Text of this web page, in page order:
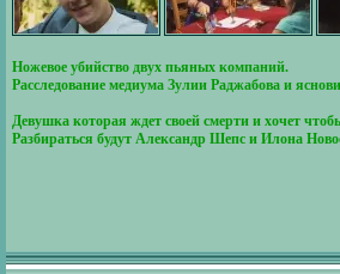
Ножевое убийство двух пьяных компаний.
Расследование медиума Зулии Раджабова и
Девушка которая ждет своей смерти и хочет
Разбираться будут Александр Шепс и Илона